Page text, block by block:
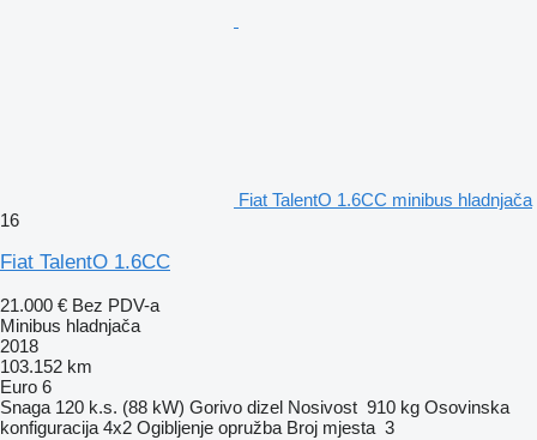
Fiat TalentO 1.6CC minibus hladnjača
16
Fiat TalentO 1.6CC
21.000 € Bez PDV-a
Minibus hladnjača
2018
103.152 km
Euro 6
Snaga 120 k.s. (88 kW) Gorivo dizel Nosivost 910 kg Osovinska
konfiguracija 4x2 Ogibljenje opružba Broj mjesta 3